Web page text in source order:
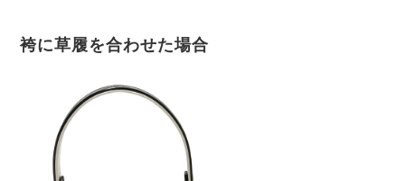
袴に草履を合わせた場合